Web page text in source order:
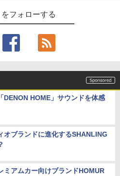
をフォローする
DENON HOME」サウンドを体感
オブランドに進化するSHANLING
ミアムカー向けブランドHOMUR